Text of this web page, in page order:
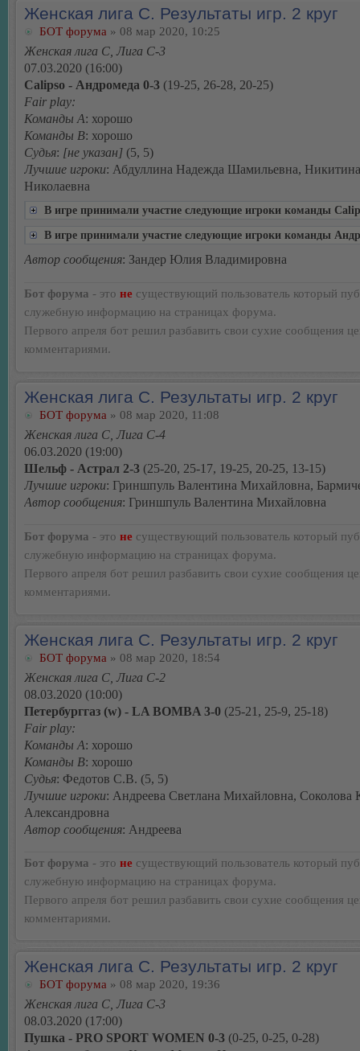
Женская лига С. Результаты игр. 2 круг
БОТ форума » 08 мар 2020, 10:25
Женская лига С, Лига С-3
07.03.2020 (16:00)
Calipso - Андромеда 0-3 (19-25, 26-28, 20-25)
Fair play:
Команды А: хорошо
Команды В: хорошо
Судья: [не указан] (5, 5)
Лучшие игроки: Абдуллина Надежда Шамильевна,
Николаевна
В игре принимали участие следующие игроки команды
В игре принимали участие следующие игроки команды
Автор сообщения: Зандер Юлия Владимировна
Бот форума - это не существующий пользователь который
служебную информацию на страницах форума.
Первого апреля бот решил разбавить свои сухие сообщения
комментариями.
Женская лига С. Результаты игр. 2 круг
БОТ форума » 08 мар 2020, 11:08
Женская лига С, Лига С-4
06.03.2020 (19:00)
Шельф - Астрал 2-3 (25-20, 25-17, 19-25, 20-25, 13-15)
Лучшие игроки: Гриншпуль Валентина Михайловна,
Автор сообщения: Гриншпуль Валентина Михайловна
Бот форума - это не существующий пользователь который
служебную информацию на страницах форума.
Первого апреля бот решил разбавить свои сухие сообщения
комментариями.
Женская лига С. Результаты игр. 2 круг
БОТ форума » 08 мар 2020, 18:54
Женская лига С, Лига С-2
08.03.2020 (10:00)
Петербурггаз (w) - LA BOMBA 3-0 (25-21, 25-9, 25-18)
Fair play:
Команды А: хорошо
Команды В: хорошо
Судья: Федотов С.В. (5, 5)
Лучшие игроки: Андреева Светлана Михайловна, Соколова
Александровна
Автор сообщения: Андреева
Бот форума - это не существующий пользователь который
служебную информацию на страницах форума.
Первого апреля бот решил разбавить свои сухие сообщения
комментариями.
Женская лига С. Результаты игр. 2 круг
БОТ форума » 08 мар 2020, 19:36
Женская лига С, Лига С-3
08.03.2020 (17:00)
Пушка - PRO SPORT WOMEN 0-3 (0-25, 0-25, 0-28)